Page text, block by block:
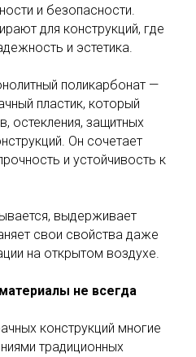
и безопасности.
для конструкций, где
и эстетика.
поликарбонат —
пластик, который
остекления, защитных
Он сочетает
и устойчивость к
выдерживает
свои свойства даже
на открытом воздухе.
не всегда
конструкций многие
традиционных